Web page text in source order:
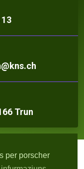
per porscher
13
Trun